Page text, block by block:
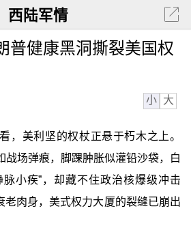
西陆军情
普健康黑洞撕裂美国权
小 大
，美利坚的权杖正悬于朽木之上。
战场弹痕，脚踝肿胀似灌铅沙袋，白
小疾”，却藏不住政治核爆级冲击
老肉身，美式权力大厦的裂缝已崩出